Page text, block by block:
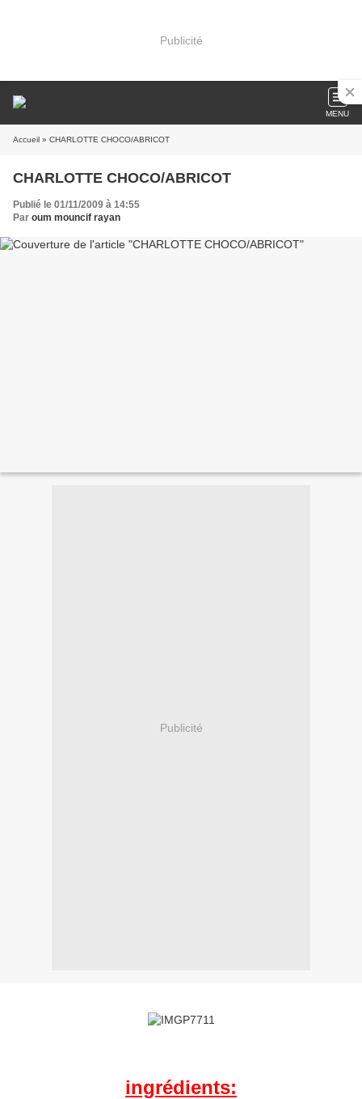
Publicité
MENU
Accueil » CHARLOTTE CHOCO/ABRICOT
CHARLOTTE CHOCO/ABRICOT
Publié le 01/11/2009 à 14:55
Par oum mouncif rayan
Publicité
ingrédients: